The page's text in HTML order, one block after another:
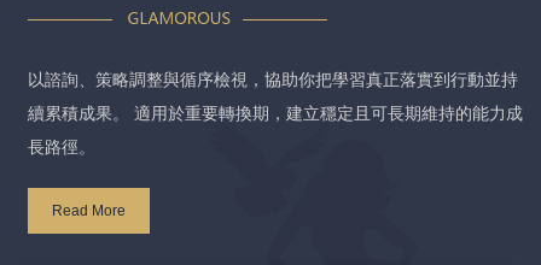
以諮詢、策略調整與循序檢視，協助你把學習真正落實到行動並持
續累積成果。 適用於重要轉換期，建立穩定且可長期維持的能力成
長路徑。
Read More